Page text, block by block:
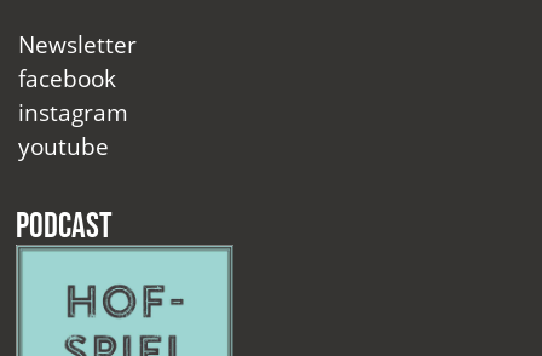
Newsletter
facebook
instagram
youtube
Podcast